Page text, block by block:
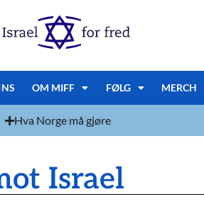
OM MIFF FØLG MERCH
Hva Norge må gjøre
Israel